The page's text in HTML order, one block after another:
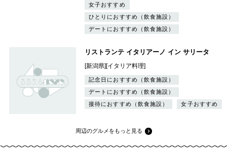
女子おすすめ
ひとりにおすすめ（飲食施設）
デートにおすすめ（飲食施設）
リストランテ イタリアーノ イン サリータ
[新潟県][イタリア料理]
記念日におすすめ（飲食施設）
デートにおすすめ（飲食施設）
接待におすすめ（飲食施設）
女子おすすめ
周辺のグルメをもっと見る